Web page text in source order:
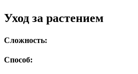
Уход за растением
Сложность:
Способ: